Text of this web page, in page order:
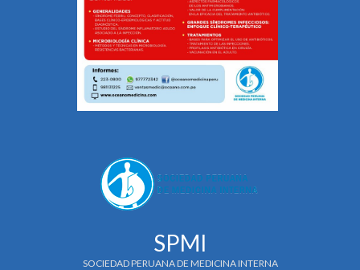
SPMI
SOCIEDAD PERUANA DE MEDICINA INTERNA